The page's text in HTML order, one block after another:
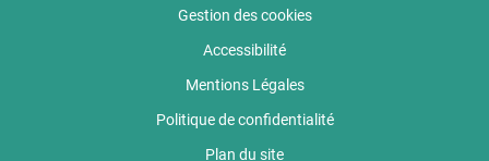
Gestion des cookies
Accessibilité
Mentions Légales
Politique de confidentialité
Plan du site